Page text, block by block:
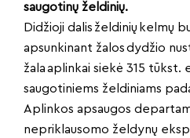
saugotinų želdinių.
Didžioji dalis želdinių kelmų
apsunkinant žalos dydžio
žala aplinkai siekė 315 tūkst.
saugotiniems želdiniams
Aplinkos apsaugos
nepriklausomo želdynų